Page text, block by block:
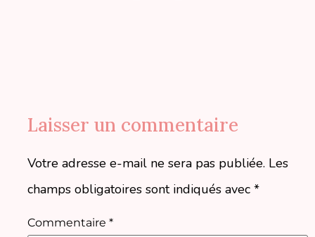
Laisser un commentaire
Votre adresse e-mail ne sera pas publiée. Les
champs obligatoires sont indiqués avec *
Commentaire *